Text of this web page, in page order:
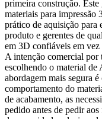
primeira construção.
materiais para
prático de aquisição para
produto e gerentes de
em 3D confiáveis em vez
A intenção comercial por
escolhendo o material
abordagem mais segura
comportamento do
de acabamento, as
pedido antes de pedir